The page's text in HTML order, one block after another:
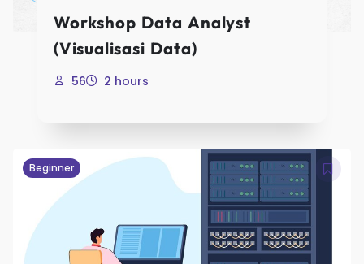
Workshop Data Analyst
(Visualisasi Data)
56 2 hours
Beginner